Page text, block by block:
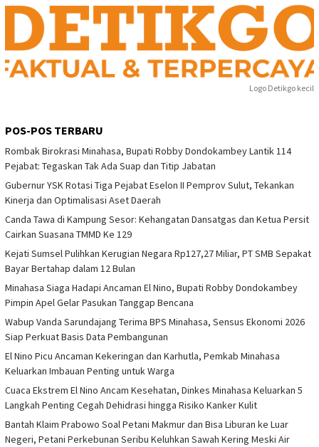
Logo Detikgo kecil
POS-POS TERBARU
Rombak Birokrasi Minahasa, Bupati Robby Dondokambey Lantik 114
Pejabat: Tegaskan Tak Ada Suap dan Titip Jabatan
Gubernur YSK Rotasi Tiga Pejabat Eselon II Pemprov Sulut, Tekankan
Kinerja dan Optimalisasi Aset Daerah
Canda Tawa di Kampung Sesor: Kehangatan Dansatgas dan Ketua Persit
Cairkan Suasana TMMD Ke 129
Kejati Sumsel Pulihkan Kerugian Negara Rp127,27 Miliar, PT SMB Sepakat
Bayar Bertahap dalam 12 Bulan
Minahasa Siaga Hadapi Ancaman El Nino, Bupati Robby Dondokambey
Pimpin Apel Gelar Pasukan Tanggap Bencana
Wabup Vanda Sarundajang Terima BPS Minahasa, Sensus Ekonomi 2026
Siap Perkuat Basis Data Pembangunan
El Nino Picu Ancaman Kekeringan dan Karhutla, Pemkab Minahasa
Keluarkan Imbauan Penting untuk Warga
Cuaca Ekstrem El Nino Ancam Kesehatan, Dinkes Minahasa Keluarkan 5
Langkah Penting Cegah Dehidrasi hingga Risiko Kanker Kulit
Bantah Klaim Prabowo Soal Petani Makmur dan Bisa Liburan ke Luar
Negeri, Petani Perkebunan Seribu Keluhkan Sawah Kering Meski Air